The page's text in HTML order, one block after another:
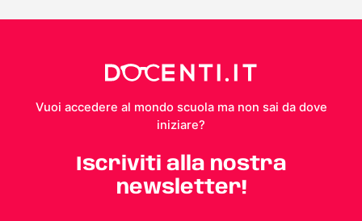
Vuoi accedere al mondo scuola ma non sai da dove
iniziare?
Iscriviti alla nostra
newsletter!